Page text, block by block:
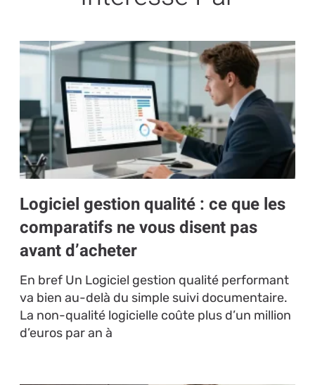
Logiciel gestion qualité : ce que les
comparatifs ne vous disent pas
avant d’acheter
En bref Un Logiciel gestion qualité performant
va bien au-delà du simple suivi documentaire.
La non-qualité logicielle coûte plus d’un million
d’euros par an à